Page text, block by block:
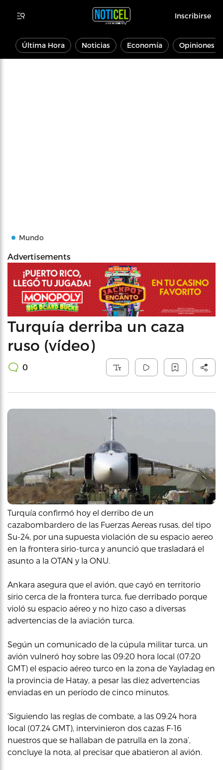
Inscribirse
Última Hora Noticias Economía Opiniones
Mundo
Advertisements
Turquía derriba un caza
ruso (vídeo)
0
Turquía confirmó hoy el derribo de un
cazabombardero de las Fuerzas Aereas rusas, del tipo
Su-24, por una supuesta violación de su espacio aereo
en la frontera sirio-turca y anunció que trasladará el
asunto a la OTAN y la ONU.
Ankara asegura que el avión, que cayó en territorio
sirio cerca de la frontera turca, fue derribado porque
violó su espacio aéreo y no hizo caso a diversas
advertencias de la aviación turca.
Según un comunicado de la cúpula militar turca, un
avión vulneró hoy sobre las 09:20 hora local (07:20
GMT) el espacio aéreo turco en la zona de Yayladag en
la provincia de Hatay, a pesar las diez advertencias
enviadas en un período de cinco minutos.
‘Siguiendo las reglas de combate, a las 09:24 hora
local (07.24 GMT), intervinieron dos cazas F-16
nuestros que se hallaban de patrulla en la zona’,
concluye la nota, al precisar que abatieron al avión.